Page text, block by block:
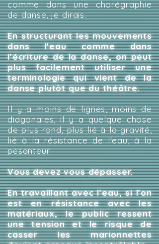
comme dans une chorégraphie
de danse, je dirais.
En structurant les mouvements
dans l'eau comme dans
l'écriture de la danse, on peut
plus facilement utiliser une
terminologie qui vient de la
danse plutôt que du théâtre.
Il y a moins de lignes, moins de
diagonales, il y a quelque chose
de plus rond, plus lié à la gravité,
lié à la résistance de l'eau, à la
pesanteur.
Vous devez vous dépasser.
En travaillant avec l'eau, si l'on
est en résistance avec les
matériaux, le public ressent
une tension et le risque de
casser les marionnettes